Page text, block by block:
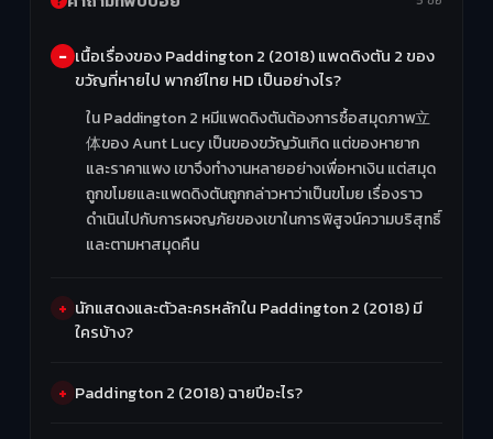
เนื้อเรื่องของ Paddington 2 (2018) แพดดิงตัน 2 ของ
ขวัญที่หายไป พากย์ไทย HD เป็นอย่างไร?
ใน Paddington 2 หมีแพดดิงตันต้องการซื้อสมุดภาพ立
体ของ Aunt Lucy เป็นของขวัญวันเกิด แต่ของหายาก
และราคาแพง เขาจึงทำงานหลายอย่างเพื่อหาเงิน แต่สมุด
ถูกขโมยและแพดดิงตันถูกกล่าวหาว่าเป็นขโมย เรื่องราว
ดำเนินไปกับการผจญภัยของเขาในการพิสูจน์ความบริสุทธิ์
และตามหาสมุดคืน
นักแสดงและตัวละครหลักใน Paddington 2 (2018) มี
ใครบ้าง?
Paddington 2 (2018) ฉายปีอะไร?